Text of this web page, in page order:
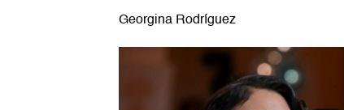
Georgina Rodríguez